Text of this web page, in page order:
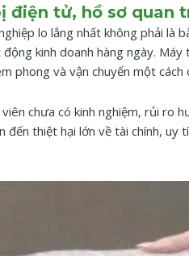
điện tử, hồ sơ quan
lo lắng nhất không phải là
kinh doanh hàng ngày.
phong và vận chuyển một cách
chưa có kinh nghiệm, rủi ro
thiệt hại lớn về tài chính, uy